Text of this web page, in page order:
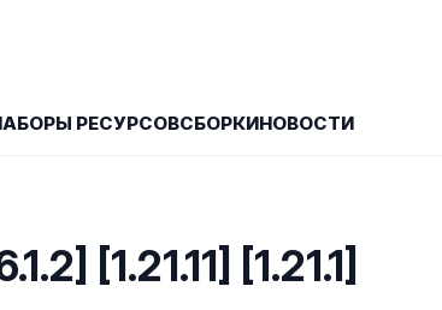
РЕСУРСОВСБОРКИНОВОСТИ
[1.21.11] [1.21.1]